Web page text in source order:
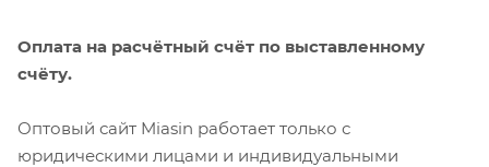
Оплата на расчётный счёт по выставленному
счёту.
Оптовый сайт Miasin работает только с
юридическими лицами и индивидуальными